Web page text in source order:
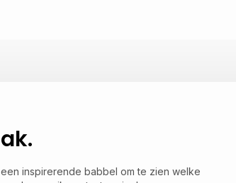
inspirerende babbel om te zien welke